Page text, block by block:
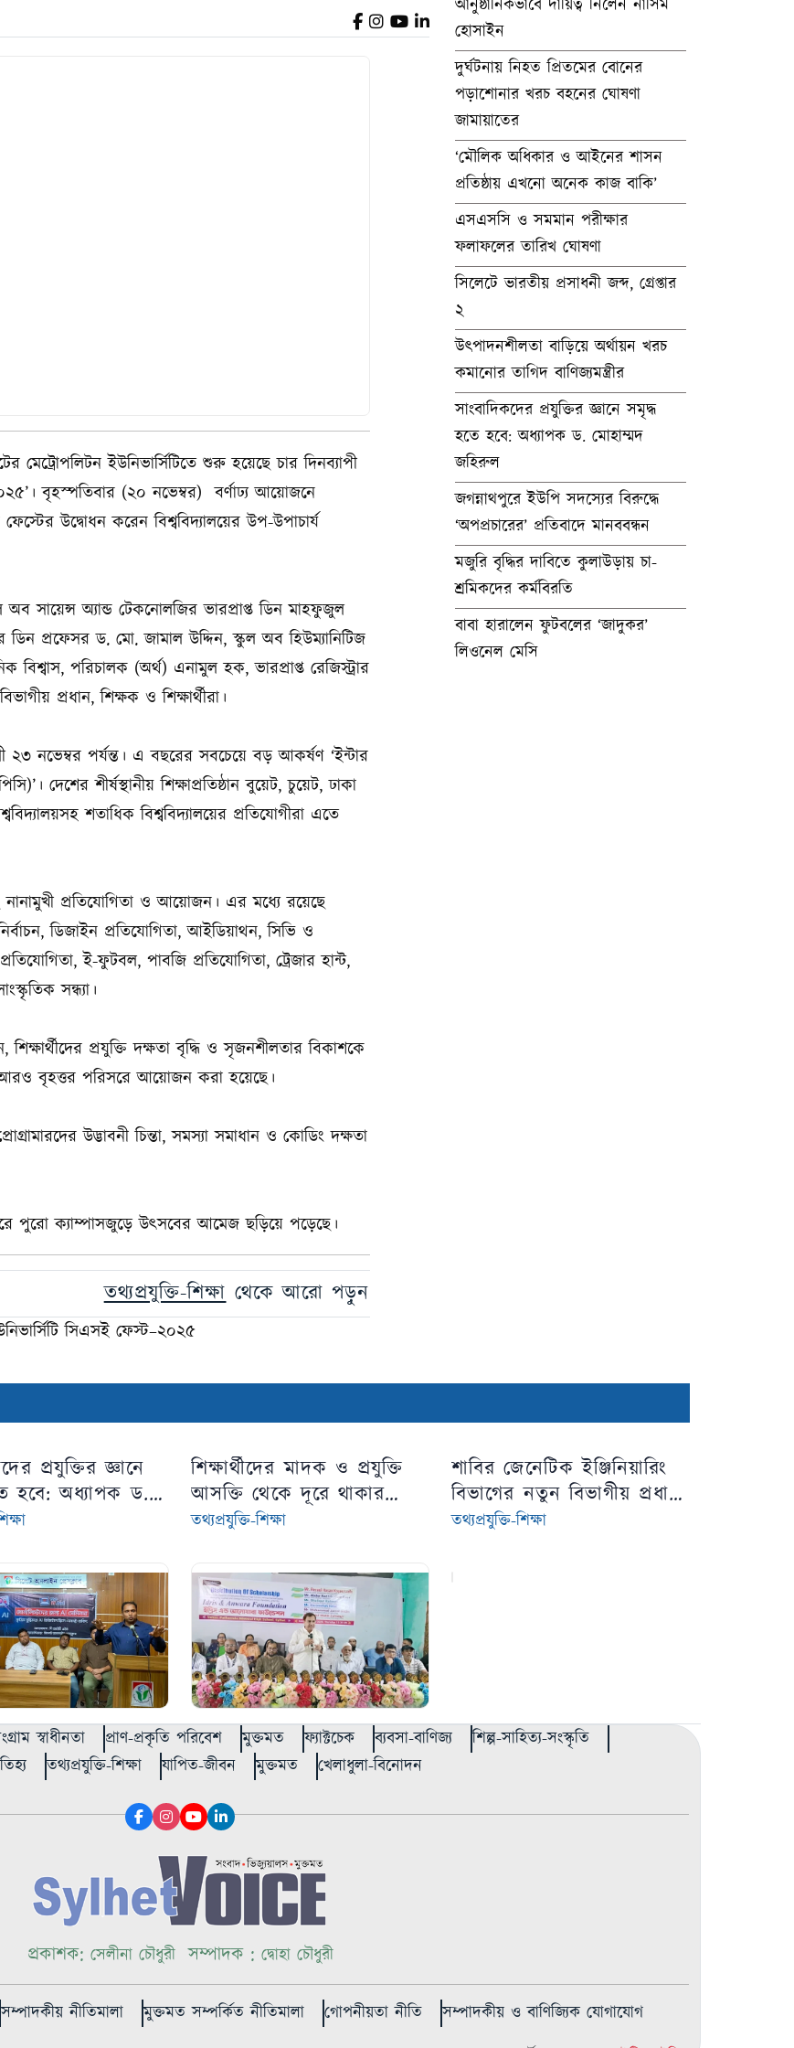
মেট্রোপলিটন ইউনিভার্সিটিতে শুরু হয়েছে চার দিনব্যাপী
বৃহস্পতিবার (২০ নভেম্বর) বর্ণাঢ্য আয়োজনে
ফেস্টের উদ্বোধন করেন বিশ্ববিদ্যালয়ের উপ-উপাচার্য
সায়েন্স অ্যান্ড টেকনোলজির ভারপ্রাপ্ত ডিন মাহফুজুল
প্রফেসর ড. মো. জামাল উদ্দিন, স্কুল অব হিউম্যানিটিজ
বিশ্বাস, পরিচালক (অর্থ) এনামুল হক, ভারপ্রাপ্ত রেজিস্ট্রার
প্রধান, শিক্ষক ও শিক্ষার্থীরা।
২৩ নভেম্বর পর্যন্ত। এ বছরের সবচেয়ে বড় আকর্ষণ ‘ইন্টার
দেশের শীর্ষস্থানীয় শিক্ষাপ্রতিষ্ঠান বুয়েট, চুয়েট, ঢাকা
শতাধিক বিশ্ববিদ্যালয়ের প্রতিযোগীরা এতে
নানামুখী প্রতিযোগিতা ও আয়োজন। এর মধ্যে রয়েছে
ডিজাইন প্রতিযোগিতা, আইডিয়াথন, সিভি ও
ই-ফুটবল, পাবজি প্রতিযোগিতা, ট্রেজার হান্ট,
সন্ধ্যা।
প্রযুক্তি দক্ষতা বৃদ্ধি ও সৃজনশীলতার বিকাশকে
বৃহত্তর পরিসরে আয়োজন করা হয়েছে।
উদ্ভাবনী চিন্তা, সমস্যা সমাধান ও কোডিং দক্ষতা
পুরো ক্যাম্পাসজুড়ে উৎসবের আমেজ ছড়িয়ে পড়েছে।
তথ্যপ্রযুক্তি-শিক্ষা থেকে আরো পড়ুন
সিএসই ফেস্ট–২০২৫
আনুষ্ঠানিকভাবে দায়িত্ব নিলেন নাসিম
হোসাইন
দুর্ঘটনায় নিহত প্রিতমের বোনের
পড়াশোনার খরচ বহনের ঘোষণা
জামায়াতের
‘মৌলিক অধিকার ও আইনের শাসন
প্রতিষ্ঠায় এখনো অনেক কাজ বাকি’
এসএসসি ও সমমান পরীক্ষার
ফলাফলের তারিখ ঘোষণা
সিলেটে ভারতীয় প্রসাধনী জব্দ, গ্রেপ্তার
২
উৎপাদনশীলতা বাড়িয়ে অর্থায়ন খরচ
কমানোর তাগিদ বাণিজ্যমন্ত্রীর
সাংবাদিকদের প্রযুক্তির জ্ঞানে সমৃদ্ধ
হতে হবে: অধ্যাপক ড. মোহাম্মদ
জহিরুল
জগন্নাথপুরে ইউপি সদস্যের বিরুদ্ধে
‘অপপ্রচারের’ প্রতিবাদে মানববন্ধন
মজুরি বৃদ্ধির দাবিতে কুলাউড়ায় চা-
শ্রমিকদের কর্মবিরতি
বাবা হারালেন ফুটবলের ‘জাদুকর’
লিওনেল মেসি
প্রযুক্তির জ্ঞানে
হবে: অধ্যাপক ড.
শিক্ষার্থীদের মাদক ও প্রযুক্তি
আসক্তি থেকে দূরে থাকার
আহ্বান সিউক চেয়ারম্যানের
তথ্যপ্রযুক্তি-শিক্ষা
শাবির জেনেটিক ইঞ্জিনিয়ারিং
বিভাগের নতুন বিভাগীয় প্রধান
অধ্যাপক আবদুল্লাহ আল মামুন
তথ্যপ্রযুক্তি-শিক্ষা
স্বাধীনতা প্রাণ-প্রকৃতি পরিবেশ মুক্তমত ফ্যাক্টচেক ব্যবসা-বাণিজ্য
শিল্প-সাহিত্য-সংস্কৃতি
তথ্যপ্রযুক্তি-শিক্ষা যাপিত-জীবন মুক্তমত খেলাধুলা-বিনোদন
প্রকাশক: সেলীনা চৌধুরীসম্পাদক : দ্বোহা চৌধুরী
সম্পাদকীয় নীতিমালা মুক্তমত সম্পর্কিত নীতিমালা গোপনীয়তা নীতি সম্পাদকীয় ও বাণিজ্যিক যোগাযোগ